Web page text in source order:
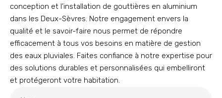
conception et l’installation de gouttières en aluminium
dans les Deux-Sèvres. Notre engagement envers la
qualité et le savoir-faire nous permet de répondre
efficacement à tous vos besoins en matière de gestion
des eaux pluviales. Faites confiance à notre expertise pour
des solutions durables et personnalisées qui embelliront
et protégeront votre habitation.